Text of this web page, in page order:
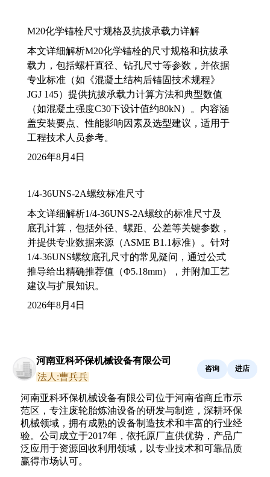
M20化学锚栓尺寸规格及抗拔承载力详解
本文详细解析M20化学锚栓的尺寸规格和抗拔承
载力，包括螺杆直径、钻孔尺寸等参数，并依据
专业标准（如《混凝土结构后锚固技术规程》
JGJ 145）提供抗拔承载力计算方法和典型数值
（如混凝土强度C30下设计值约80kN）。内容涵
盖安装要点、性能影响因素及选型建议，适用于
工程技术人员参考。
2026年8月4日
1/4-36UNS-2A螺纹标准尺寸
本文详细解析1/4-36UNS-2A螺纹的标准尺寸及
底孔计算，包括外径、螺距、公差等关键参数，
并提供专业数据来源（ASME B1.1标准）。针对
1/4-36UNS螺纹底孔尺寸的常见疑问，通过公式
推导给出精确推荐值（Φ5.18mm），并附加工艺
建议与扩展知识。
2026年8月4日
河南亚科环保机械设备有限公司
法人:曹兵兵
咨询 进店
河南亚科环保机械设备有限公司位于河南省商丘市示
范区，专注废轮胎炼油设备的研发与制造，深耕环保
机械领域，拥有成熟的设备制造技术和丰富的行业经
验。公司成立于2017年，依托原厂直供优势，产品广
泛应用于资源回收利用领域，以专业技术和可靠品质
赢得市场认可。